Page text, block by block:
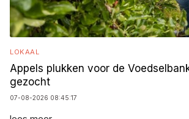
LOKAAL
Appels plukken voor de
gezocht
07-08-2026 08:45:17